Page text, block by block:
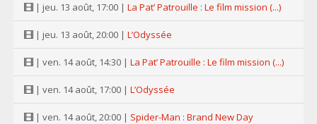
| jeu. 13 août, 17:00 | La Pat’ Patrouille : Le film mission (...)
| jeu. 13 août, 20:00 | L’Odyssée
| ven. 14 août, 14:30 | La Pat’ Patrouille : Le film mission (...)
| ven. 14 août, 17:00 | L’Odyssée
| ven. 14 août, 20:00 | Spider-Man : Brand New Day